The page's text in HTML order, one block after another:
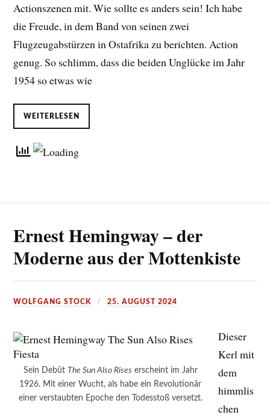
Actionszenen mit. Wie sollte es anders sein! Ich habe
die Freude, in dem Band von seinen zwei
Flugzeugabstürzen in Ostafrika zu berichten. Action
genug. So schlimm, dass die beiden Unglücke im Jahr
1954 so etwas wie
WEITERLESEN
Ernest Hemingway – der
Moderne aus der Mottenkiste
WOLFGANG STOCK 25. AUGUST 2024
Sein Debüt The Sun Also Rises erscheint im Jahr
1926. Mit einer Wucht, als habe ein Revolutionär
einer verstaubten Epoche den Todesstoß versetzt.
Dieser
Kerl mit
dem
himmlis
chen